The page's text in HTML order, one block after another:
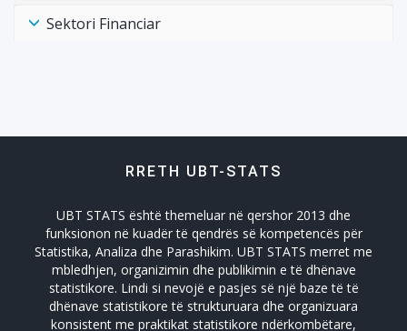
Sektori Financiar
Zhvillimi Social Social Developmet
RRETH UBT-STATS
UBT STATS është themeluar në qershor 2013 dhe
funksionon në kuadër të qendrës së kompetencës për
Statistika, Analiza dhe Parashikim. UBT STATS merret me
mbledhjen, organizimin dhe publikimin e të dhënave
statistikore. Lindi si nevojë e pasjes së një baze të të
dhënave statistikore të strukturuara dhe organizuara
konsistent me praktikat statistikore ndërkombëtare,